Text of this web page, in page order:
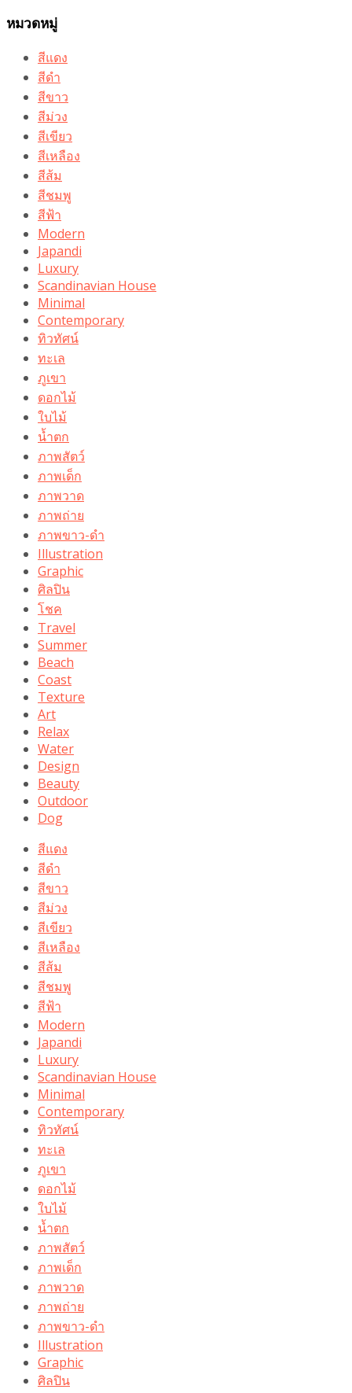
หมวดหมู่
สีแดง
สีดำ
สีขาว
สีม่วง
สีเขียว
สีเหลือง
สีส้ม
สีชมพู
สีฟ้า
Modern
Japandi
Luxury
Scandinavian House
Minimal
Contemporary
ทิวทัศน์
ทะเล
ภูเขา
ดอกไม้
ใบไม้
น้ำตก
ภาพสัตว์
ภาพเด็ก
ภาพวาด
ภาพถ่าย
ภาพขาว-ดำ
Illustration
Graphic
ศิลปิน
โชค
Travel
Summer
Beach
Coast
Texture
Art
Relax
Water
Design
Beauty
Outdoor
Dog
สีแดง
สีดำ
สีขาว
สีม่วง
สีเขียว
สีเหลือง
สีส้ม
สีชมพู
สีฟ้า
Modern
Japandi
Luxury
Scandinavian House
Minimal
Contemporary
ทิวทัศน์
ทะเล
ภูเขา
ดอกไม้
ใบไม้
น้ำตก
ภาพสัตว์
ภาพเด็ก
ภาพวาด
ภาพถ่าย
ภาพขาว-ดำ
Illustration
Graphic
ศิลปิน